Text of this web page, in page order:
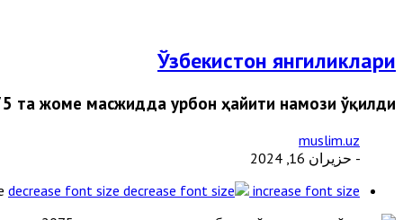
Ўзбекистон янгиликлари
та жоме масжидда Қурбон ҳайити намози ўқилди
muslim.uz
- حزيران 16, 2024
decrease font size increase font size